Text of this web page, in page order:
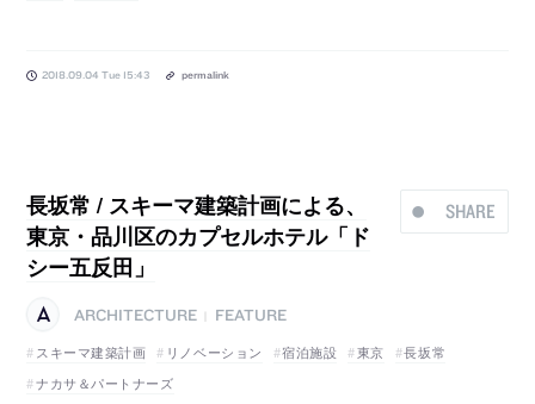
2018.09.04 Tue 15:43 permalink
SHARE
長坂常 / スキーマ建築計画による、
東京・品川区のカプセルホテル「ド
シー五反田」
ARCHITECTURE
FEATURE
スキーマ建築計画
リノベーション 宿泊施設 東京
長坂常
ナカサ＆パートナーズ